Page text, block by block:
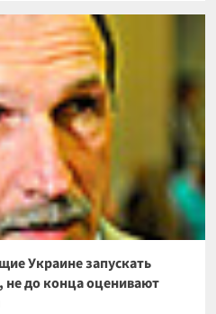
Украине запускать
не до конца оценивают